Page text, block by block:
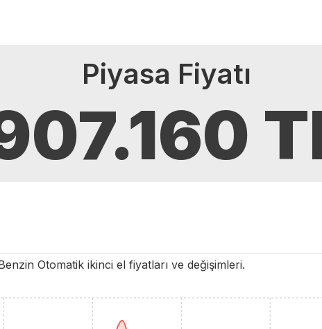
Piyasa Fiyatı
Otomatik ikinci el fiyatları ve değişimleri.